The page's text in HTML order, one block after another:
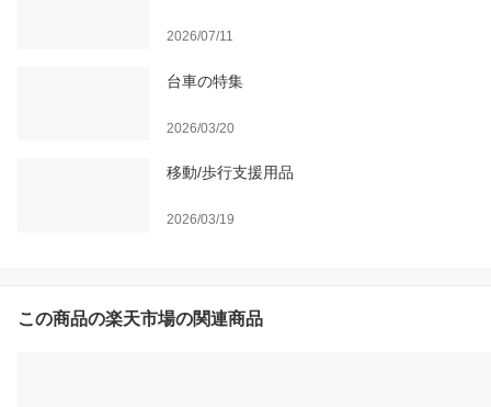
2026/07/11
台車の特集
2026/03/20
移動/歩行支援用品
2026/03/19
この商品の楽天市場の関連商品